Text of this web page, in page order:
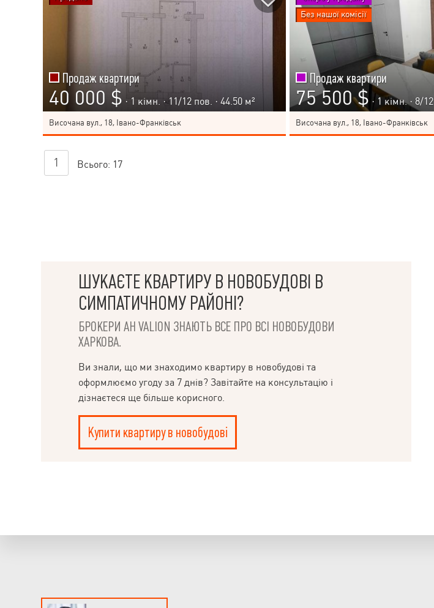
Продаж квартири
40 000 $ · 1 кімн. ·11/12 пов. · 44.50 м²
Височана вул., 18, Івано-Франківськ
Продаж квартири
75 500 $ · 1 кімн. ·8/12
Височана вул., 18, Івано-Франківськ
Без нашої комісії
1 Всього: 17
ШУКАЄТЕ КВАРТИРУ В НОВОБУДОВІ В
СИМПАТИЧНОМУ РАЙОНІ?
БРОКЕРИ АН VALION ЗНАЮТЬ ВСЕ ПРО ВСІ НОВОБУДОВИ
ХАРКОВА.
Ви знали, що ми знаходимо квартиру в новобудові та
оформлюємо угоду за 7 днів? Завітайте на консультацію і
дізнаєтеся ще більше корисного.
Купити квартиру в новобудові